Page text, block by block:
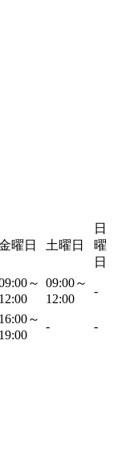
曜日 土曜日
日
曜
日
～
12:00
09:00～
12:00
-
16:00～
19:00
- -